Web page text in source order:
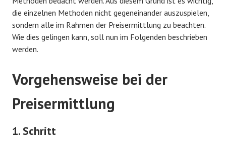
die einzelnen Methoden nicht gegeneinander auszuspielen,
sondern alle im Rahmen der Preisermittlung zu beachten.
Wie dies gelingen kann, soll nun im Folgenden beschrieben
werden.
Vorgehensweise bei der
Preisermittlung
1. Schritt